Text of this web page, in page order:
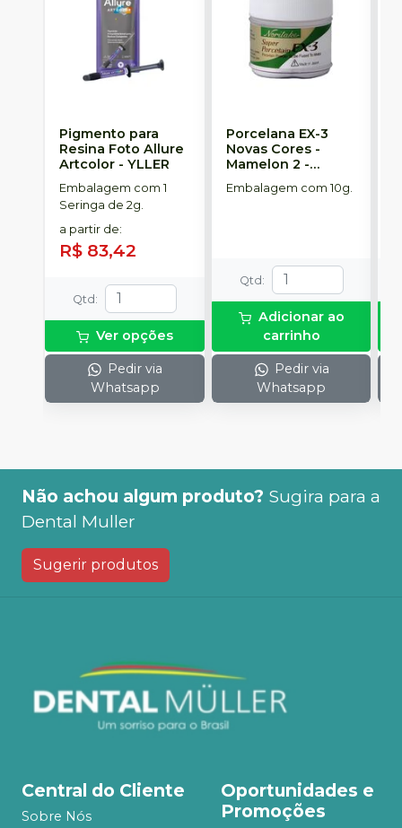
Pigmento para
Resina Foto Allure
Artcolor -YLLER
Embalagem com 1
Seringa de 2g.
a partir de:
R$ 83,42
Qtd :
Ver opções
Pedir via
Whatsapp
Porcelana EX-3
Novas Cores -
Mamelon 2 -
NORITAKE
Embalagem com 10g.
Qtd :
Adicionar ao
carrinho
Pedir via
Whatsapp
Não achou algum produto? Sugira para a
Dental Muller
Sugerir produtos
Central do Cliente
Sobre Nós
Oportunidades e
Promoções